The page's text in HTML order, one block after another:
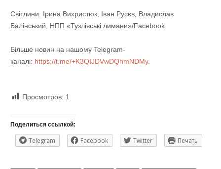
Світлини: Ірина Вихристюк, Іван Русєв, Владислав
Балінський, НПП «Тузлівські лимани»/Facebook
Більше новин на нашому Telegram-
каналі: https://t.me/+K3QIJDVwDQhmNDMy.
Просмотров: 1
Поделиться ссылкой:
Telegram Facebook Twitter Печать